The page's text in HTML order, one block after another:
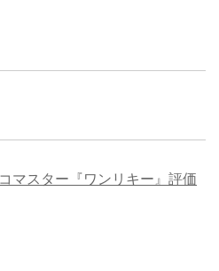
マスター『ワンリキー』評価